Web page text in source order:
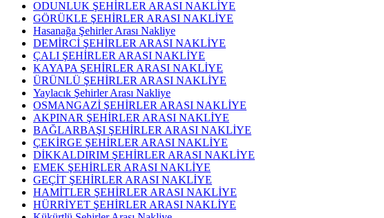
ODUNLUK ŞEHİRLER ARASI NAKLİYE
GÖRÜKLE ŞEHİRLER ARASI NAKLİYE
Hasanağa Şehirler Arası Nakliye
DEMİRCİ ŞEHİRLER ARASI NAKLİYE
ÇALI ŞEHİRLER ARASI NAKLİYE
KAYAPA ŞEHİRLER ARASI NAKLİYE
ÜRÜNLÜ ŞEHİRLER ARASI NAKLİYE
Yaylacık Şehirler Arası Nakliye
OSMANGAZİ ŞEHİRLER ARASI NAKLİYE
AKPINAR ŞEHİRLER ARASI NAKLİYE
BAĞLARBAŞI ŞEHİRLER ARASI NAKLİYE
ÇEKİRGE ŞEHİRLER ARASI NAKLİYE
DİKKALDIRIM ŞEHİRLER ARASI NAKLİYE
EMEK ŞEHİRLER ARASI NAKLİYE
GEÇİT ŞEHİRLER ARASI NAKLİYE
HAMİTLER ŞEHİRLER ARASI NAKLİYE
HÜRRİYET ŞEHİRLER ARASI NAKLİYE